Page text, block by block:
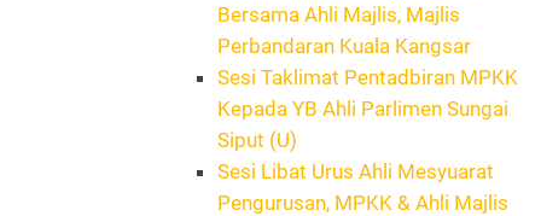
Bersama Ahli Majlis, Majlis
Perbandaran Kuala Kangsar
Sesi Taklimat Pentadbiran MPKK
Kepada YB Ahli Parlimen Sungai
Siput (U)
Sesi Libat Urus Ahli Mesyuarat
Pengurusan, MPKK & Ahli Majlis